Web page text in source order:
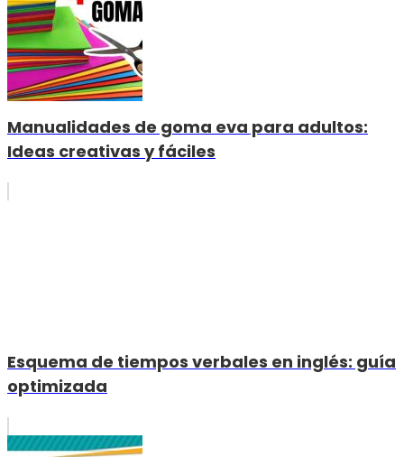
Manualidades de goma eva para adultos:
Ideas creativas y fáciles
Esquema de tiempos verbales en inglés: guía
optimizada